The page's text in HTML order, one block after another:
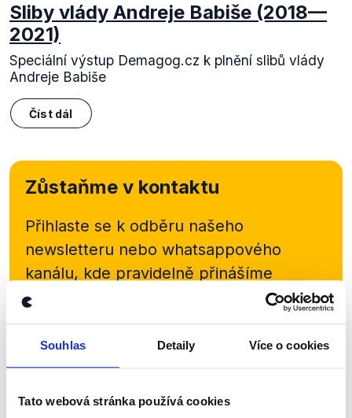
Souhlas Detaily Více o cookies
Tato webová stránka používá cookies
Sliby vlády Andreje Babiše (2018—
2021)
Speciální výstup Demagog.cz k plnění slibů vlády
Andreje Babiše
Číst dál
Zůstaňme v kontaktu
Přihlaste se k odběru našeho
newsletteru nebo whatsappového
kanálu, kde pravidelně přinášíme
shrnutí nejzajímavějších článků a analýz.
Začněte nás odebírat, a mějte tak
přehled o tom, jaké dezinformace a
nepravdy se zrovna v Česku šíří.